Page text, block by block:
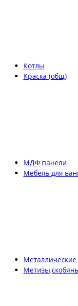
Котлы
Краска (общ)
МДФ панели
Мебель для